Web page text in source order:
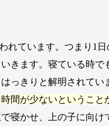
れています。つまり1
きます。寝ている時
っきりと解明されて
間が少ないということ
寝かせ、上の子に向け